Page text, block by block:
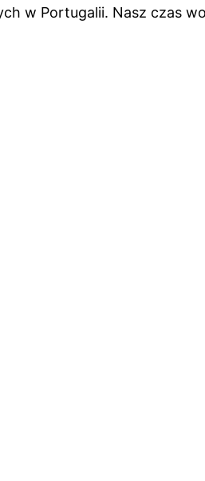
w Portugalii. Nasz czas